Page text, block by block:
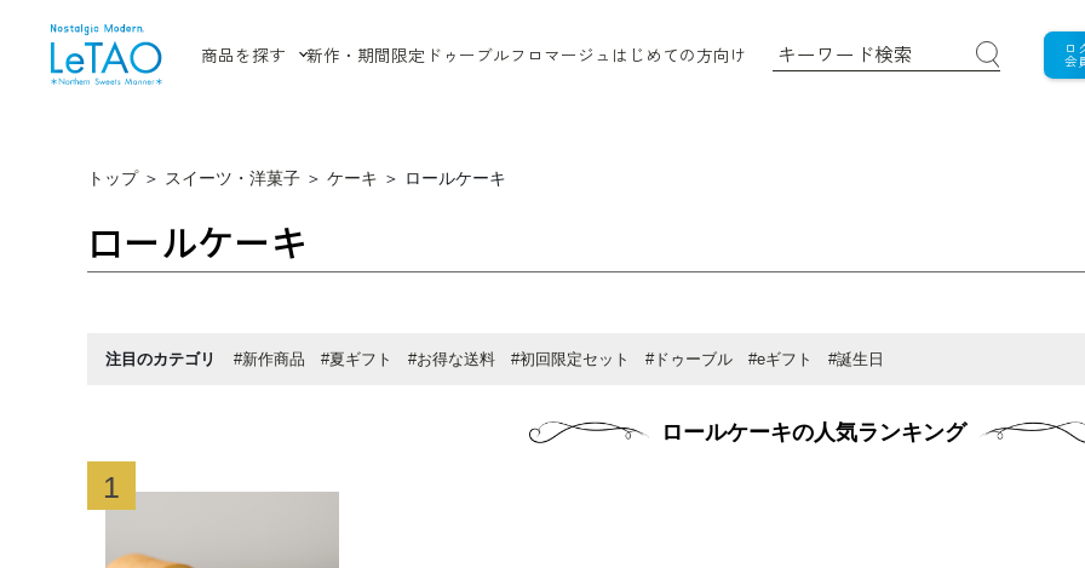
商品を探す 新作・期間限定 ドゥーブルフロマージュ はじめての方向け ロ
会
トップ ＞ スイーツ・洋菓子 ＞ ケーキ ＞ ロールケーキ
ロールケーキ
注目のカテゴリ #新作商品 #夏ギフト #お得な送料 #初回限定セット #ドゥーブル #eギフト #誕生日
ロールケーキの人気ランキング
1